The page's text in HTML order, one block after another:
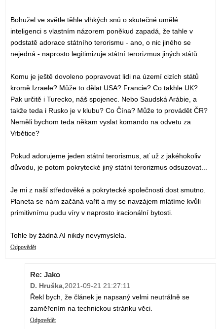
Bohužel ve světle těhle vlhkých snů o skutečné umělé
inteligenci s vlastním názorem poněkud zapadá, že tahle v
podstatě adorace státního terorismu - ano, o nic jiného se
nejedná - naprosto legitimizuje státní terorizmus jiných států.
Komu je ještě dovoleno popravovat lidi na území cizích států
kromě Izraele? Může to dělat USA? Francie? Co takhle UK?
Pak určitě i Turecko, náš spojenec. Nebo Saudská Arábie, a
takže teda i Rusko je v klubu? Co Čína? Může to provádět ČR?
Neměli bychom teda někam vyslat komando na odvetu za
Vrbětice?
Pokud adorujeme jeden státní terorismus, ať už z jakéhokoliv
důvodu, je potom pokrytecké jiný státní terorizmus odsuzovat...
Je mi z naší středověké a pokrytecké společnosti dost smutno.
Planeta se nám začáná vařit a my se navzájem mlátíme kvůli
primitivnímu pudu víry v naprosto iracionální bytosti.
Tohle by žádná AI nikdy nevymyslela.
Odpovědět
Re: Jako
D. Hruška 2021-09-21 21:27:11
Řekl bych, že článek je napsaný velmi neutrálně se
zaměřením na technickou stránku věci.
Odpovědět